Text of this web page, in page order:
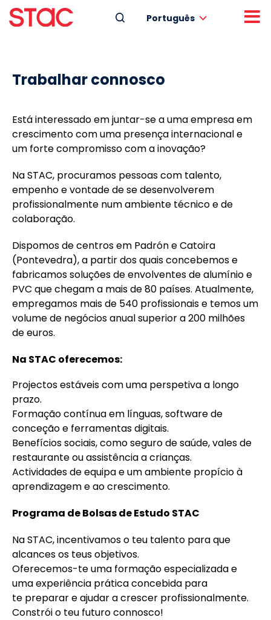
Português
Trabalhar connosco
Está interessado em juntar-se a uma empresa em
crescimento com uma presença internacional e
um forte compromisso com a inovação?
Na STAC, procuramos pessoas com talento,
empenho e vontade de se desenvolverem
profissionalmente num ambiente técnico e de
colaboração.
Dispomos de centros em Padrón e Catoira
(Pontevedra), a partir dos quais concebemos e
fabricamos soluções de envolventes de alumínio e
PVC que chegam a mais de 80 países. Atualmente,
empregamos mais de 540 profissionais e temos um
volume de negócios anual superior a 200 milhões
de euros.
Na STAC oferecemos:
Projectos estáveis com uma perspetiva a longo
prazo.
Formação contínua em línguas, software de
conceção e ferramentas digitais.
Benefícios sociais, como seguro de saúde, vales de
restaurante ou assistência a crianças.
Actividades de equipa e um ambiente propício à
aprendizagem e ao crescimento.
Programa de Bolsas deEstudo STAC
Na STAC, incentivamos o teu talento para que
alcances os teus objetivos.
Oferecemos-te uma formação especializada e
uma experiência prática concebida para
te preparar e ajudar a crescer profissionalmente.
Constrói o teu futuro connosco!